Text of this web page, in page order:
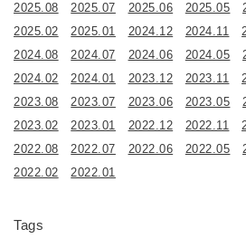
2025.08
2025.07 2025.06 2025.05
2025.02
2025.01 2024.12 2024.11
2024.08
2024.07 2024.06 2024.05
2024.02
2024.01 2023.12 2023.11
2023.08
2023.07 2023.06 2023.05
2023.02
2023.01 2022.12 2022.11
2022.08
2022.07 2022.06 2022.05
2022.02
2022.01
Tags